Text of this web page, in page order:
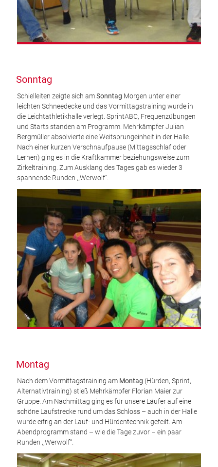
Sonntag
Schielleiten zeigte sich amSonntag Morgen unter einer
leichten Schneedecke und das Vormittagstraining wurde in
die Leichtathletikhalle verlegt. SprintABC, Frequenzübungen
und Starts standen am Programm. Mehrkämpfer Julian
Bergmüller absolvierte eine Weitsprungeinheit in der Halle.
Nach einer kurzen Verschnaufpause (Mittagsschlaf oder
Lernen) ging es in die Kraftkammer beziehungsweise zum
Zirkeltraining. Zum Ausklang des Tages gab es wieder 3
spannende Runden ,,Werwolf“.
Montag
Nach dem Vormittagstraining am Montag (Hürden, Sprint,
Alternativtraining) stieß Mehrkämpfer Florian Maier zur
Gruppe. Am Nachmittag ging es für unsere Läufer auf eine
schöne Laufstrecke rund um das Schloss – auch in der Halle
wurde eifrig an der Lauf- und Hürdentechnik gefeilt. Am
Abendprogramm stand – wie die Tage zuvor – ein paar
Runden ,,Werwolf“.